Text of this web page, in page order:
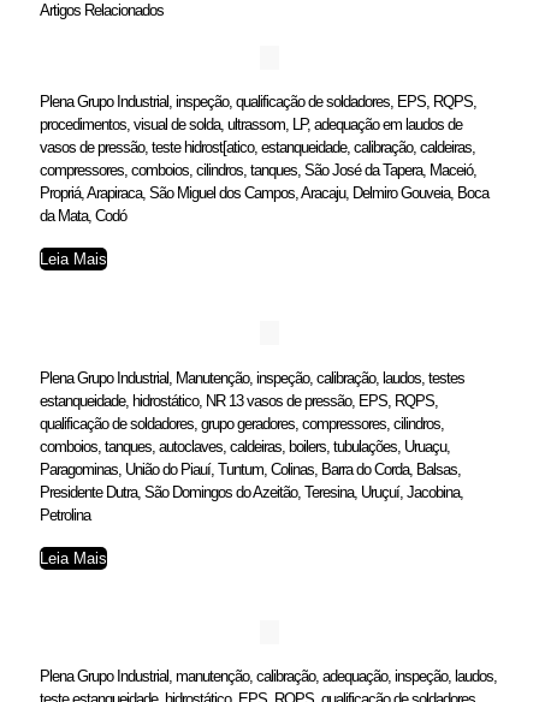
Artigos Relacionados
Plena Grupo Industrial, inspeção, qualificação de soldadores, EPS, RQPS,
procedimentos, visual de solda, ultrassom, LP, adequação em laudos de
vasos de pressão, teste hidrost[atico, estanqueidade, calibração, caldeiras,
compressores, comboios, cilindros, tanques, São José da Tapera, Maceió,
Propriá, Arapiraca, São Miguel dos Campos, Aracaju, Delmiro Gouveia, Boca
da Mata, Codó
Leia Mais
Plena Grupo Industrial, Manutenção, inspeção, calibração, laudos, testes
estanqueidade, hidrostático, NR 13 vasos de pressão, EPS, RQPS,
qualificação de soldadores, grupo geradores, compressores, cilindros,
comboios, tanques, autoclaves, caldeiras, boilers, tubulações, Uruaçu,
Paragominas, União do Piauí, Tuntum, Colinas, Barra do Corda, Balsas,
Presidente Dutra, São Domingos do Azeitão, Teresina, Uruçuí, Jacobina,
Petrolina
Leia Mais
Plena Grupo Industrial, manutenção, calibração, adequação, inspeção, laudos,